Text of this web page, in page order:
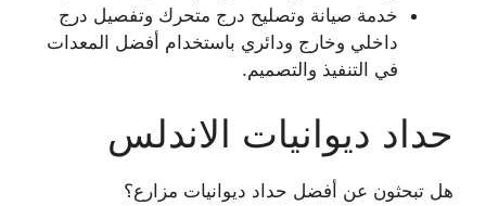
خدمة صيانة وتصليح درج متحرك وتفصيل درج
داخلي وخارج ودائري باستخدام أفضل المعدات
في التنفيذ والتصميم.
حداد ديوانيات الاندلس
هل تبحثون عن أفضل حداد ديوانيات مزارع؟